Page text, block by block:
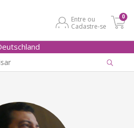
Entre ou
Cadastre-se
0